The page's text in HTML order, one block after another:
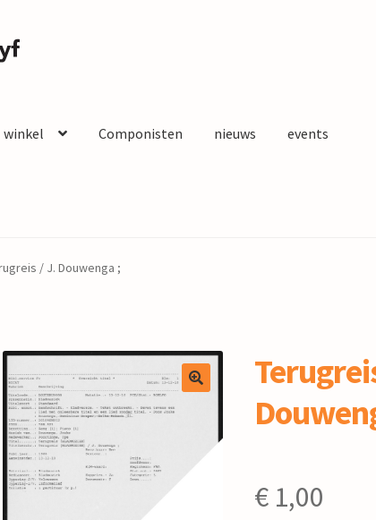
winkel Componisten nieuws events
/ J. Douwenga ;
€1,00